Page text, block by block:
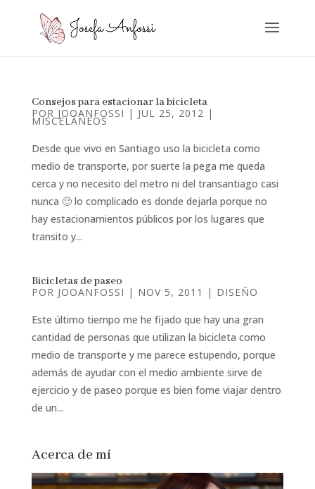
Consejos para estacionar la bicicleta
POR JOOANFOSSI | JUL 25, 2012 |
MISCELÁNEOS
Desde que vivo en Santiago uso la bicicleta como
medio de transporte, por suerte la pega me queda
cerca y no necesito del metro ni del transantiago casi
nunca 🙂 lo complicado es donde dejarla porque no
hay estacionamientos públicos por los lugares que
transito y...
Bicicletas de paseo
POR JOOANFOSSI | NOV 5, 2011 | DISEÑO
Este último tiempo me he fijado que hay una gran
cantidad de personas que utilizan la bicicleta como
medio de transporte y me parece estupendo, porque
además de ayudar con el medio ambiente sirve de
ejercicio y de paseo porque es bien fome viajar dentro
de un...
Acerca de mí